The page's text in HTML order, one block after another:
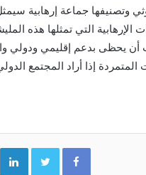
وتصنيفها جماعة إرهابية
التي تمثلها هذه
أن يحظى بدعم إقليمي ودولي
المتمردة إذا أراد المجتمع
Facebook
Twitter